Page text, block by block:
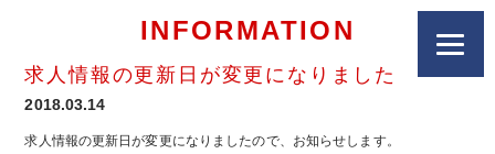
INFORMATION
求人情報の更新日が変更になりました
2018.03.14
求人情報の更新日が変更になりましたので、お知らせします。